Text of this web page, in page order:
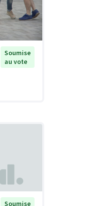
Soumise
au vote
Soumise